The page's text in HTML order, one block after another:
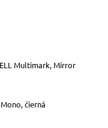
Multimark, Mirror
čierná